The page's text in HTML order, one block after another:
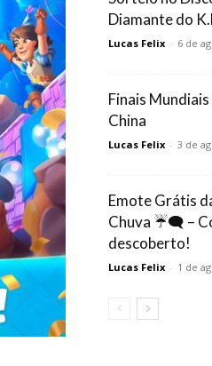
Diamante do
Lucas Felix - 6 de
Finais
China
Lucas Felix - 3 de
Emote Grátis
Chuva ☔🗨️ –
descoberto!
Lucas Felix - 1 de